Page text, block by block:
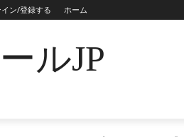
ン/登録する ホーム
ルJP